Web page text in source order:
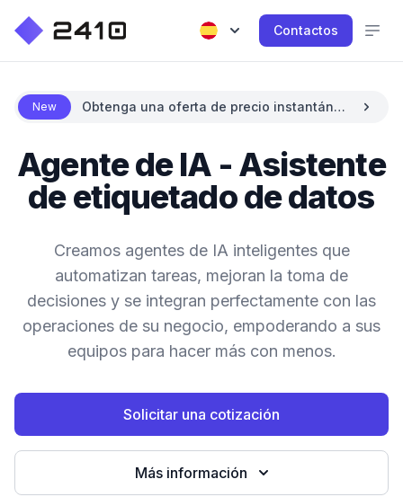
Contactos
New
Obtenga una oferta de precio instantánea
Agente de IA - Asistente
de etiquetado de datos
Creamos agentes de IA inteligentes que
automatizan tareas, mejoran la toma de
decisiones y se integran perfectamente con las
operaciones de su negocio, empoderando a sus
equipos para hacer más con menos.
Solicitar una cotización
Más información